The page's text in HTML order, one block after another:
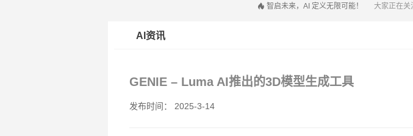
大家正在关
智启未来，AI 定义无限可能！
AI资讯
GENIE – Luma AI推出的3D模型生成工具
发布时间： 2025-3-14